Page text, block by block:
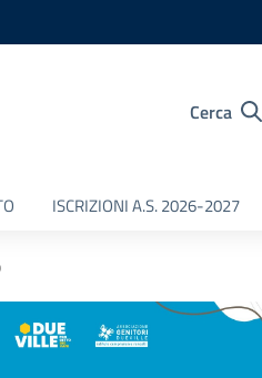
Cerca
ISCRIZIONI A.S. 2026-2027